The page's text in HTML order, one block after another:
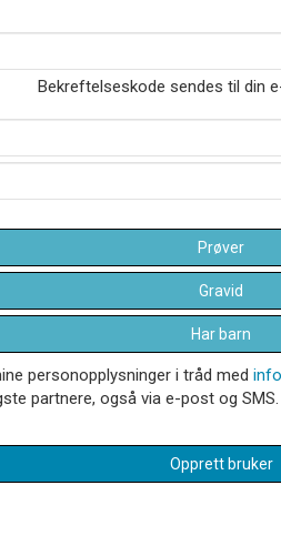
Bekreftelseskode sendes til din
Prøver
Gravid
Har barn
personopplysninger i tråd med
partnere, også via e-post og
Opprett bruker